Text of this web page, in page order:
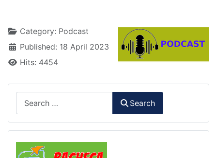
DetailsCategory: Podcast
Published: 18 April 2023
Hits: 4454
Search